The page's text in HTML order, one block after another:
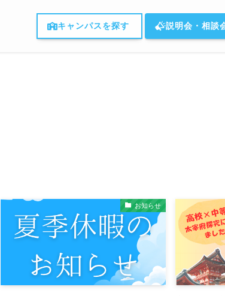
キャンパスを探す 説明会・相談
お知らせ